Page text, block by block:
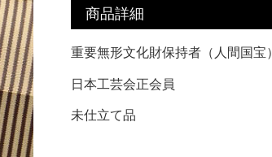
商品詳細
重要無形文化財保持者（人間国宝）
日本工芸会正会員
未仕立て品